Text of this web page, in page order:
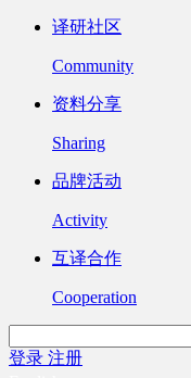
译研社区
Community
资料分享
Sharing
品牌活动
Activity
互译合作
Cooperation
登录 注册